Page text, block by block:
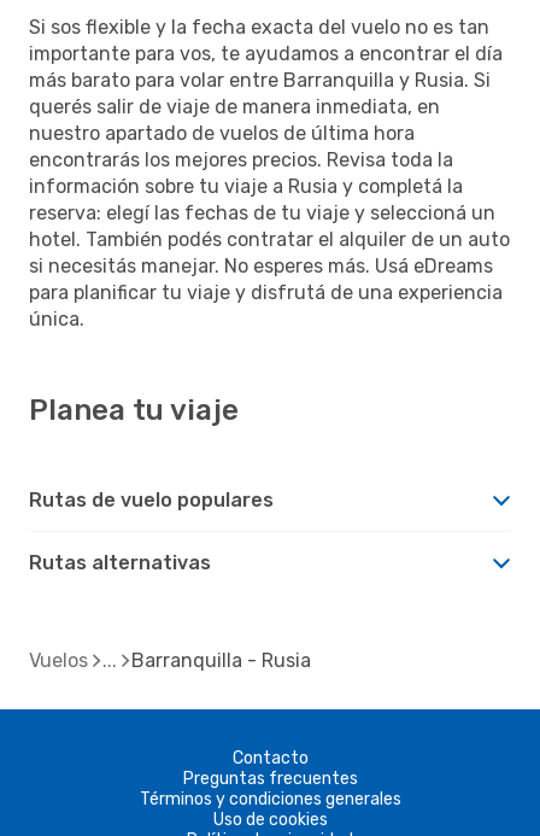
Si sos flexible y la fecha exacta del vuelo no es tan
importante para vos, te ayudamos a encontrar el día
más barato para volar entre Barranquilla y Rusia. Si
querés salir de viaje de manera inmediata, en
nuestro apartado de vuelos de última hora
encontrarás los mejores precios. Revisa toda la
información sobre tu viaje a Rusia y completá la
reserva: elegí las fechas de tu viaje y seleccioná un
hotel. También podés contratar el alquiler de un auto
si necesitás manejar. No esperes más. Usá eDreams
para planificar tu viaje y disfrutá de una experiencia
única.
Planea tu viaje
Rutas de vuelo populares
Rutas alternativas
Vuelos Barranquilla - Rusia
Contacto
Preguntas frecuentes
Términos y condiciones generales
Uso de cookies